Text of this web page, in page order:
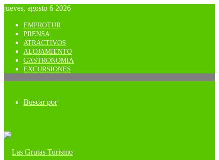
jueves, agosto 6 2026
EMPROTUR
PRENSA
ATRACTIVOS
ALOJAMIENTO
GASTRONOMIA
EXCURSIONES
Buscar por